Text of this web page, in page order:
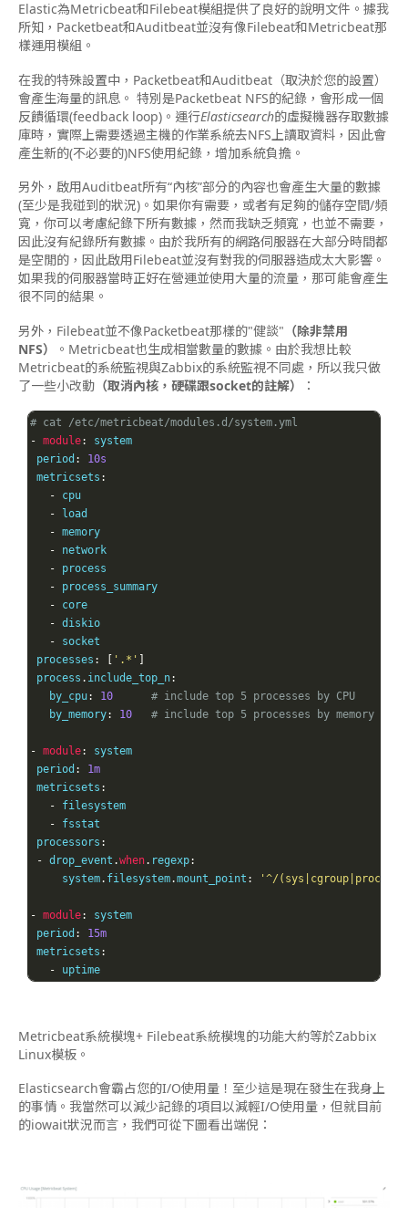
Elastic為Metricbeat和Filebeat模組提供了良好的說明文件。據我
所知，Packetbeat和Auditbeat並沒有像Filebeat和Metricbeat那
樣運用模組。
在我的特殊設置中，Packetbeat和Auditbeat（取決於您的設置）
會產生海量的訊息。 特別是Packetbeat NFS的紀錄，會形成一個
反饋循環(feedback loop)。運行Elasticsearch的虛擬機器存取數據
庫時，實際上需要透過主機的作業系統去NFS上讀取資料，因此會
產生新的(不必要的)NFS使用紀錄，增加系統負擔。
另外，啟用Auditbeat所有“內核”部分的內容也會產生大量的數據
(至少是我碰到的狀況)。如果你有需要，或者有足夠的儲存空間/頻
寬，你可以考慮紀錄下所有數據，然而我缺乏頻寬，也並不需要，
因此沒有紀錄所有數據。由於我所有的網路伺服器在大部分時間都
是空閒的，因此啟用Filebeat並沒有對我的伺服器造成太大影響。
如果我的伺服器當時正好在營運並使用大量的流量，那可能會產生
很不同的結果。
另外，Filebeat並不像Packetbeat那樣的"健談" （除非禁用
NFS）
。Metricbeat也生成相當數量的數據。由於我想比較
Metricbeat的系統監視與Zabbix的系統監視不同處，所以我只做
了一些小改動 （取消內核，硬碟跟socket的註解） ：
# cat /etc/metricbeat/modules.d/system.yml
- module:
system
period :
10s
metricsets :
- cpu
- load
- memory
- network
- process
- process_summary
- core
- diskio
- socket
processes : '.*'
process . include_top_n:
by_cpu: 10
# include top 5 processes by CPU
by_memory: 10 # include top 5 processes by memory
- module:
system
period :
1m
metricsets :
- filesystem
- fsstat
processors :
- drop_event .when. regexp:
system. filesystem.mount_point : '^/
- module:
system
period :
15m
metricsets :
- uptime
Metricbeat系統模塊+ Filebeat系統模塊的功能大約等於Zabbix
Linux模板。
Elasticsearch會霸占您的I/O使用量！至少這是現在發生在我身上
的事情。我當然可以減少記錄的項目以減輕I/O使用量，但就目前
的iowait狀況而言，我們可從下圖看出端倪：